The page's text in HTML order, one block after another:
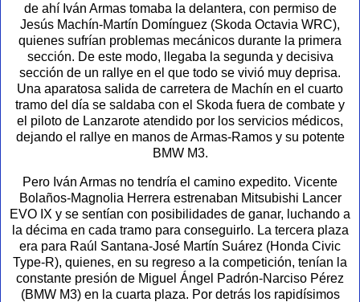
de ahí Iván Armas tomaba la delantera, con permiso de
Jesús Machín-Martín Domínguez (Skoda Octavia WRC),
quienes sufrían problemas mecánicos durante la primera
sección. De este modo, llegaba la segunda y decisiva
sección de un rallye en el que todo se vivió muy deprisa.
Una aparatosa salida de carretera de Machín en el cuarto
tramo del día se saldaba con el Skoda fuera de combate y
el piloto de Lanzarote atendido por los servicios médicos,
dejando el rallye en manos de Armas-Ramos y su potente
BMW M3.
Pero Iván Armas no tendría el camino expedito. Vicente
Bolaños-Magnolia Herrera estrenaban Mitsubishi Lancer
EVO IX y se sentían con posibilidades de ganar, luchando a
la décima en cada tramo para conseguirlo. La tercera plaza
era para Raúl Santana-José Martín Suárez (Honda Civic
Type-R), quienes, en su regreso a la competición, tenían la
constante presión de Miguel Ángel Padrón-Narciso Pérez
(BMW M3) en la cuarta plaza. Por detrás los rapidísimos